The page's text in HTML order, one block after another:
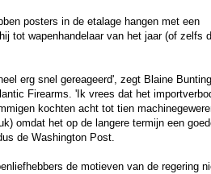
posters in de etalage hangen met een
tot wapenhandelaar van het jaar (of zelfs
erg snel gereageerd', zegt Blaine
Firearms. 'Ik vrees dat het
kochten acht tot tien
omdat het op de langere termijn een
de Washington Post.
de motieven van de regering